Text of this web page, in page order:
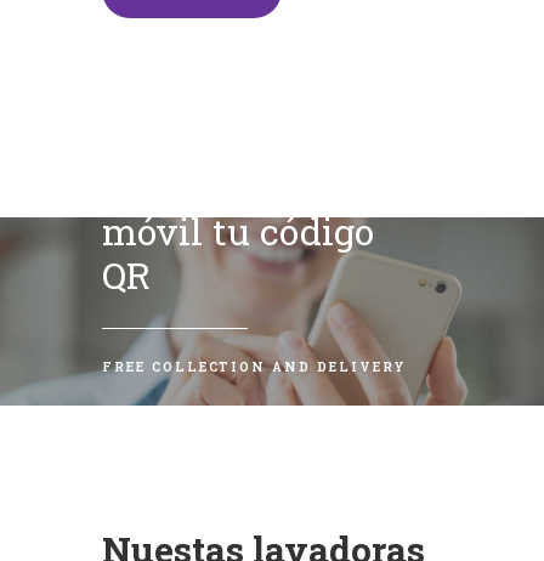
móvil tu código
QR
FREE COLLECTION AND DELIVERY
Nuestas lavadoras